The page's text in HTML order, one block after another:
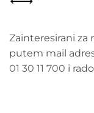
Zainteresirani za
putem mail
01 30 11 700 i